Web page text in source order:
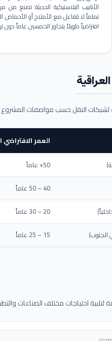
الأنابيب البلاستيكية الحديثة تصنع من
تماماً لا تتفاعل مع الأملاح أو الأحماض
افتراضياً طويلاً يتجاوز الخمسين عاماً
لشبكات النقل حسب مواصفات
العمر
50+ عاماً
40 – 50 عاماً
20 – 30 عاماً
الجنوب) 15 – 25 عاماً
احتياجات مختلف الصناعات